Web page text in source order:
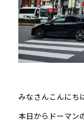
みなさんこんにち
本日からドーマン